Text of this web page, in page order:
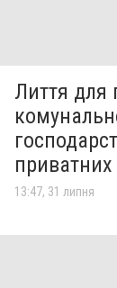
Лиття для
13:47, 31 липня